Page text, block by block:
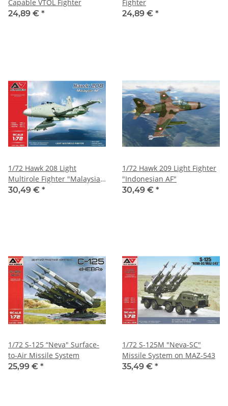
Capable VTOL Fighter
24,89 € *
Fighter
24,89 € *
1/72 Hawk 208 Light
Multirole Fighter "Malaysia
AF"
30,49 € *
1/72 Hawk 209 Light Fighter
"Indonesian AF"
30,49 € *
1/72 S-125 “Neva" Surface-
to-Air Missile System
25,99 € *
1/72 S-125M "Neva-SC"
Missile System on MAZ-543
35,49 € *